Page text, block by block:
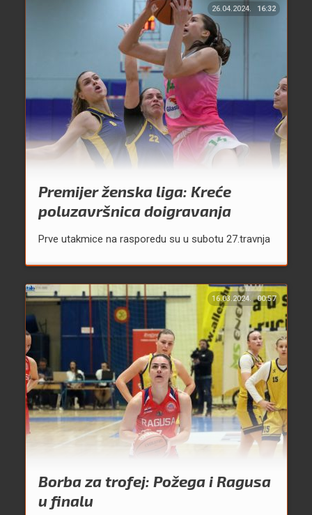
26.04.2024. 16:32
Premijer ženska liga: Kreće
poluzavršnica doigravanja
Prve utakmice na rasporedu su u subotu 27.travnja
16.03.2024. 00:57
Borba za trofej: Požega i Ragusa
u finalu